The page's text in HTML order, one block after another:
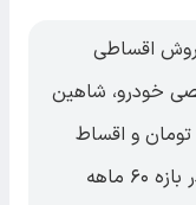
اقساطی
خودرو، شاهین
۷۵۰ میلیون تومان و اقساط
ماهیانه ۳ میلیون و ۳۰۰ هزار تومان در بازه ۶۰ ماهه